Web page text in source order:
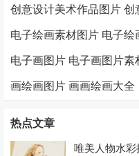
创意设计美术作品图片
电子绘画素材图片 电子
电子画图片 电子画图片素
画绘画图片 画画绘画大全
热点文章
唯美人物水